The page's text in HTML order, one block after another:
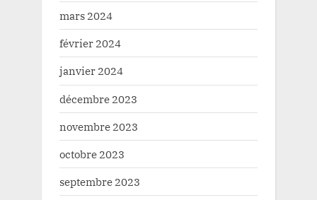
mars 2024
février 2024
janvier 2024
décembre 2023
novembre 2023
octobre 2023
septembre 2023